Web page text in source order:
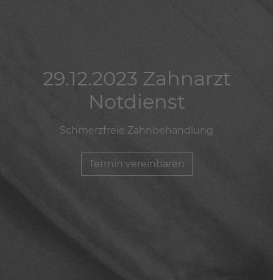
29.12.2023 Zahnarzt
Notdienst
Schmerzfreie Zahnbehandlung
Termin vereinbaren
29.12.2023 Zahnarzt
Notdienst
Schmerzfreie Zahnbehandlung
Termin vereinbaren
29.12.2023 Zahnarzt
Notdienst
Schmerzfreie Zahnbehandlung
Termin vereinbaren